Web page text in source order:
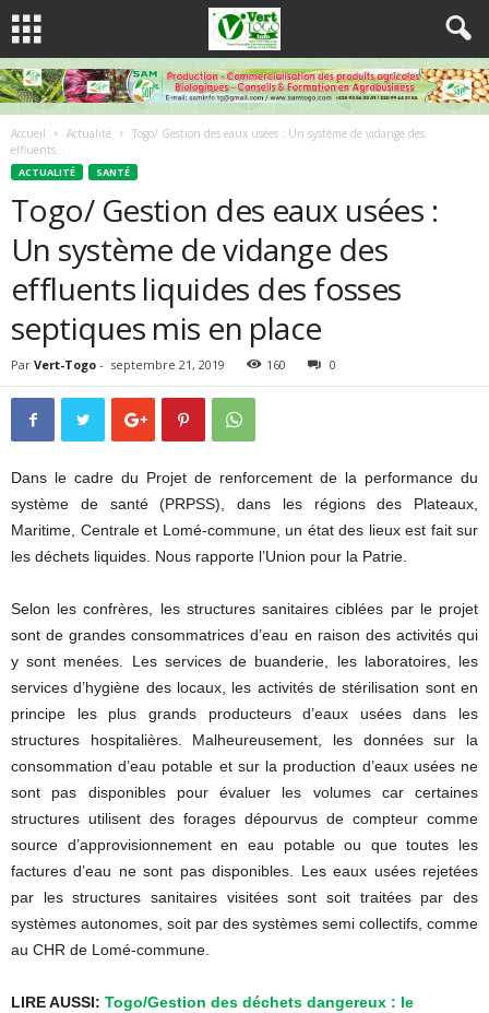
Accueil Actualité
Togo/ Gestion des eaux usées : Un système de vidange des
effluents...
ACTUALITÉ SANTÉ
Togo/ Gestion des eaux usées :
Un système de vidange des
effluents liquides des fosses
septiques mis en place
Par Vert-Togo - septembre 21, 2019 160 0
Dans le cadre du Projet de renforcement de la performance du
système de santé (PRPSS), dans les régions des Plateaux,
Maritime, Centrale et Lomé-commune, un état des lieux est fait sur
les déchets liquides. Nous rapporte l’Union pour la Patrie.
Selon les confrères, les structures sanitaires ciblées par le projet
sont de grandes consommatrices d’eau en raison des activités qui
y sont menées. Les services de buanderie, les laboratoires, les
services d’hygiène des locaux, les activités de stérilisation sont en
principe les plus grands producteurs d’eaux usées dans les
structures hospitalières. Malheureusement, les données sur la
consommation d’eau potable et sur la production d’eaux usées ne
sont pas disponibles pour évaluer les volumes car certaines
structures utilisent des forages dépourvus de compteur comme
source d’approvisionnement en eau potable ou que toutes les
factures d’eau ne sont pas disponibles. Les eaux usées rejetées
par les structures sanitaires visitées sont soit traitées par des
systèmes autonomes, soit par des systèmes semi collectifs, comme
au CHR de Lomé-commune.
LIRE AUSSI: Togo/Gestion des déchets dangereux : le